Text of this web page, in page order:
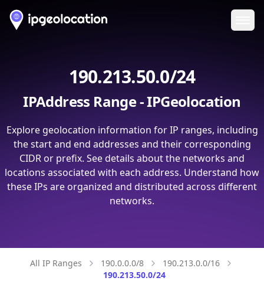
190.213.50.0/24
IPAddress Range - IPGeolocation
Explore geolocation information for IP ranges, including
the start and end addresses and their corresponding
CIDR or prefix. See details about the networks and
locations associated with each address. Understand how
these IPs are organized and distributed across different
networks.
All IP Ranges 190.0.0.0/8
190.213.0.0/16
190.213.50.0/24